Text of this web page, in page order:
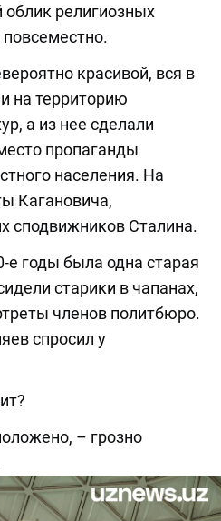
религиозных
красивой, вся в
на территорию
а из нее сделали
пропаганды
населения. На
Кагановича,
сподвижников Сталина.
е годы была одна старая
старики в чапанах,
членов политбюро.
спросил у
– грозно